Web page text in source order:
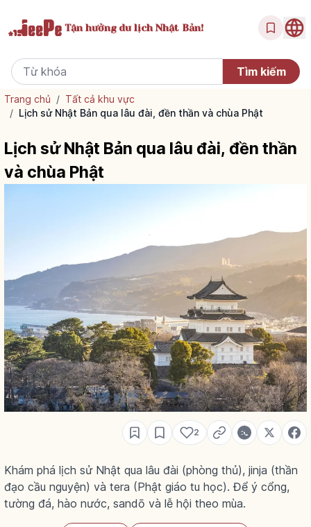
Tận hưởngdu lịch Nhật Bản!
Trang chủ / Tất cả khu vực
/ Lịch sử Nhật Bản qua lâu đài, đền thần và chùa Phật
Lịch sử Nhật Bản qua lâu đài, đền thần
và chùa Phật
2
Khám phá lịch sử Nhật qua lâu đài (phòng thủ), jinja (thần
đạo cầu nguyện) và tera (Phật giáo tu học). Để ý cổng,
tường đá, hào nước, sandō và lễ hội theo mùa.